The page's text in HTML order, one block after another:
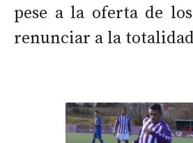
pese a la oferta de
renunciar a la